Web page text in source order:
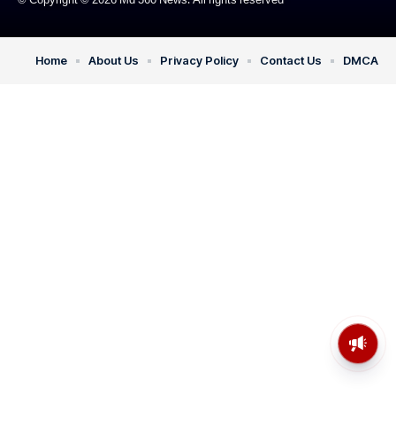
Home About Us Privacy Policy Contact Us DMCA